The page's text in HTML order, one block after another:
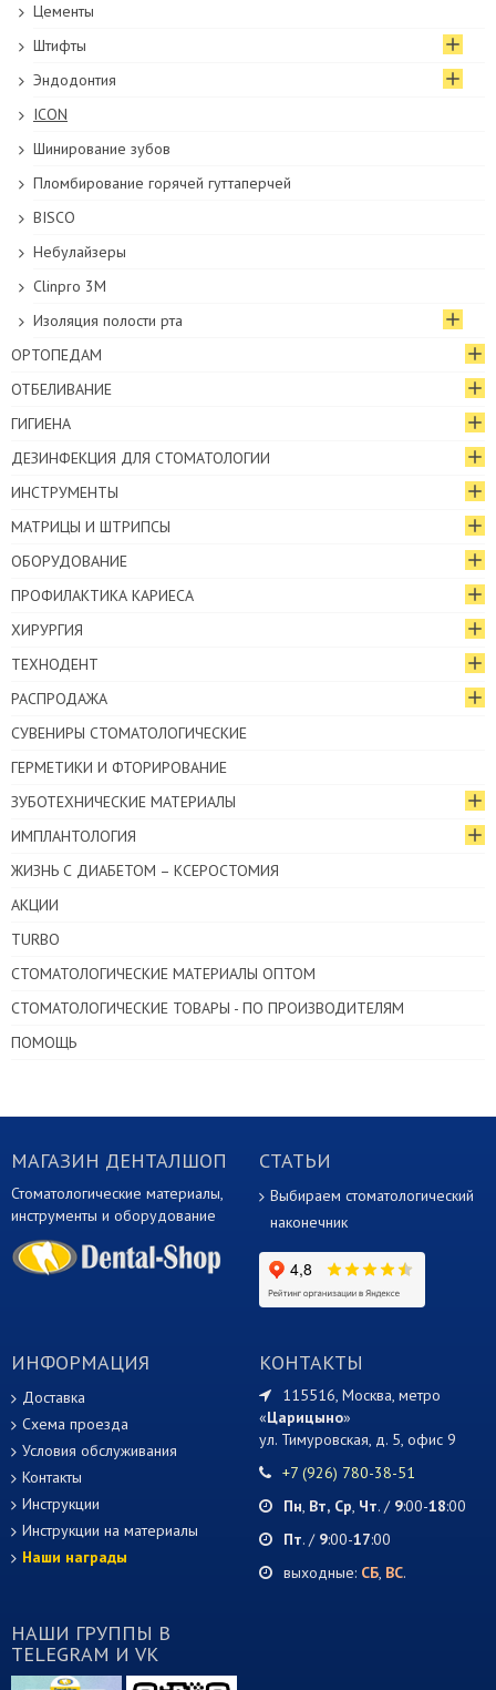
Цементы
Штифты
Эндодонтия
ICON
Шинирование зубов
Пломбирование горячей гуттаперчей
BISCO
Небулайзеры
Clinpro 3M
Изоляция полости рта
ОРТОПЕДАМ
ОТБЕЛИВАНИЕ
ГИГИЕНА
ДЕЗИНФЕКЦИЯ ДЛЯ СТОМАТОЛОГИИ
ИНСТРУМЕНТЫ
МАТРИЦЫ И ШТРИПСЫ
ОБОРУДОВАНИЕ
ПРОФИЛАКТИКА КАРИЕСА
ХИРУРГИЯ
ТЕХНОДЕНТ
РАСПРОДАЖА
СУВЕНИРЫ СТОМАТОЛОГИЧЕСКИЕ
ГЕРМЕТИКИ И ФТОРИРОВАНИЕ
ЗУБОТЕХНИЧЕСКИЕ МАТЕРИАЛЫ
ИМПЛАНТОЛОГИЯ
ЖИЗНЬ С ДИАБЕТОМ – КСЕРОСТОМИЯ
АКЦИИ
TURBO
СТОМАТОЛОГИЧЕСКИЕ МАТЕРИАЛЫ ОПТОМ
СТОМАТОЛОГИЧЕСКИЕ ТОВАРЫ - ПО ПРОИЗВОДИТЕЛЯМ
ПОМОЩЬ
МАГАЗИН ДЕНТАЛШОП
Стоматологические материалы,
инструменты и оборудование
СТАТЬИ
Выбираем стоматологический
наконечник
ИНФОРМАЦИЯ
Доставка
Схема проезда
Условия обслуживания
Контакты
Инструкции
Инструкции на материалы
Наши награды
КОНТАКТЫ
115516, Москва, метро
«Царицыно»
ул. Тимуровская, д. 5, офис 9
+7 (926) 780-38-51
Пн, Вт, Ср, Чт. / 9:00-18:00
Пт. / 9:00-17:00
выходные: СБ, ВС.
НАШИ ГРУППЫ В
TELEGRAM И VK